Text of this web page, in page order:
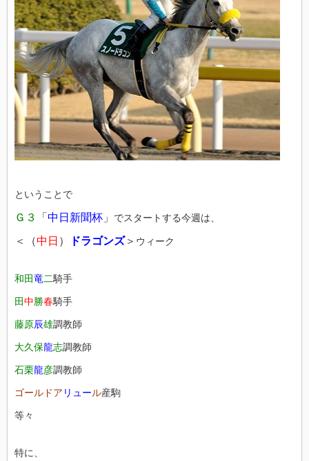
ということで
Ｇ３ 「 中日新聞杯 」 でスタートする今週は、
＜（中日 ） ドラゴンズ＞ ウィーク
和田竜二騎手
田中勝春騎手
藤原辰雄調教師
大久保龍志調教師
石栗龍彦調教師
ゴールドア リュール産駒
等々
特に、